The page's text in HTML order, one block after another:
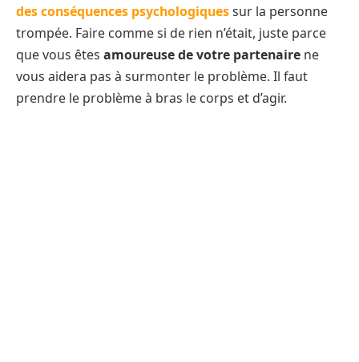
des conséquences psychologiquessur la personne
trompée. Faire comme si de rien n’était, juste parce
que vous êtes amoureuse de votre partenaire ne
vous aidera pas à surmonter le problème. Il faut
prendre le problème à bras le corps et d’agir.